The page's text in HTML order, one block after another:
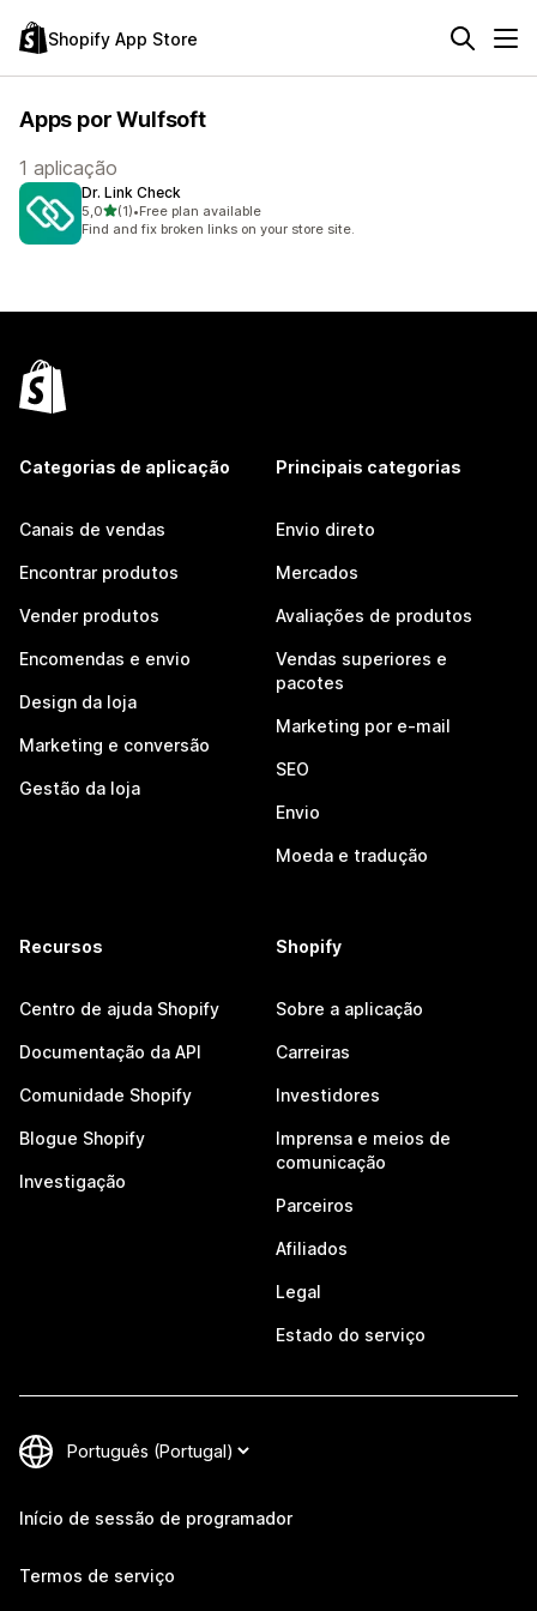
Shopify App Store
Apps por Wulfsoft
1 aplicação
Dr. Link Check
5,0de 5 estrelas
(1)
1 total de avaliações
•Free plan available
Find and fix broken links on your store site.
Categorias de aplicação
Canais de vendas
Encontrar produtos
Vender produtos
Encomendas e envio
Design da loja
Marketing e conversão
Gestão da loja
Principais categorias
Envio direto
Mercados
Avaliações de produtos
Vendas superiores e
pacotes
Marketing por e-mail
SEO
Envio
Moeda e tradução
Recursos
Centro de ajuda Shopify
Documentação da API
Comunidade Shopify
Blogue Shopify
Investigação
Shopify
Sobre a aplicação
Carreiras
Investidores
Imprensa e meios de
comunicação
Parceiros
Afiliados
Legal
Estado do serviço
Início de sessão de programador
Termos de serviço